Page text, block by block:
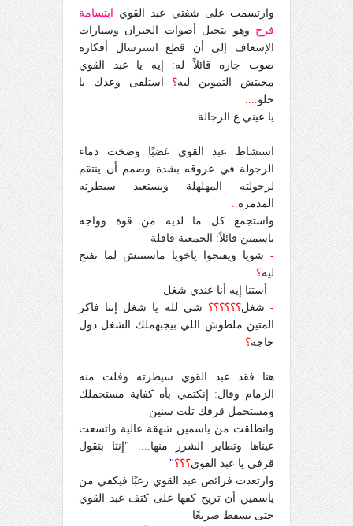
وارتسمت على شفتي عبد القوي
ابتسامة
فرح وهو يتخيل أصوات الجيران وسيارات
الإسعاف إلى أن قطع استرسال أفكاره
صوت جاره قائلاً له: إيه يا عبد القوي
مجبتش التموين ليه؟ استلقى وعدك يا
حلو....
يا عيني ع الرجالة
استشاط عبد القوي غضبًا وضخت دماء
الرجولة في عروقه بشدة وصمم أن ينتقم
لرجولته المهلهلة ويستعيد سيطرته
المدمرة..
واستجمع كل ما لديه من قوة وواجه
ياسمين قائلاً: الجمعية قافلة
- شويا ويفتحوا ياخويا ماستنتش لما تفتح
ليه؟
- أستنا إيه أنا عندي شغل
-شغل؟؟؟؟؟؟ شي لله يا شغل إنتا فاكر
المتين ملطوش اللي بيجبهملك الشغل دول
حاجه؟
هنا فقد عبد القوي سيطرته وفلت منه
الزمام وقال: إنكتمي بأه كفاية مستحملك
ومستحمل قرفك تلت سنين
وانطلقت من ياسمين شهقة عالية واتسعت
عيناها وتطاير الشرر منها....
" إنتا بتقول
قرفي يا عبد القوي؟؟؟"
وارتعدت فرائص عبد القوي رعبًا فيكفي من
ياسمين أن تريح كفها على كتف عبد القوي
حتى يسقط صريعًا